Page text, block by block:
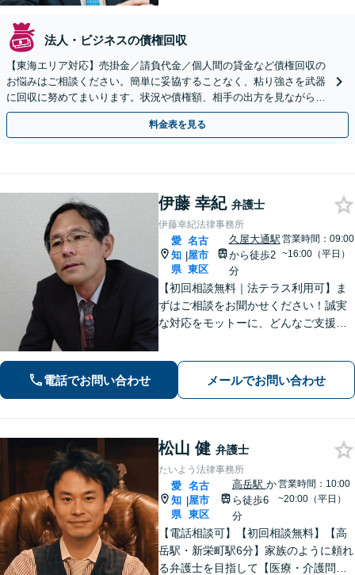
法人・ビジネスの債権回収
【東海エリア対応】売掛金／請負代金／個人間の貸金など債権回収の
お悩みはご相談ください。簡単に妥協することなく、粘り強さを武器
に回収に努めてまいります。状況や債権額、相手の出方を見ながら、
効果的な方法を臨機応変に対応いたします【土日祝対応可】
料金表を見る
伊藤 幸紀 弁護士
伊藤幸紀法律事務所
愛
知
県
|
名古
屋市
東区
久屋大通駅
から徒歩2
分
営業時間：09:00
~16:00（平日）
【初回相談無料｜法テラス利用可】ま
ずはご相談をお聞かせください！誠実
な対応をモットーに、どんなご支援が
で電話相談も対応いたしますので、お
気軽にお問合せください【久屋大通駅2
電話でお問い合わせ メールでお問い合わせ
松山 健 弁護士
たいよう法律事務所
愛
知
県
|
名古
屋市
東区
高岳駅 か
ら徒歩6
分
営業時間：10:00
~20:00（平日）
【電話相談可】【初回相談無料】【高
岳駅・新栄町駅6分】家族のように頼れ
る弁護士を目指して【医療・介護問